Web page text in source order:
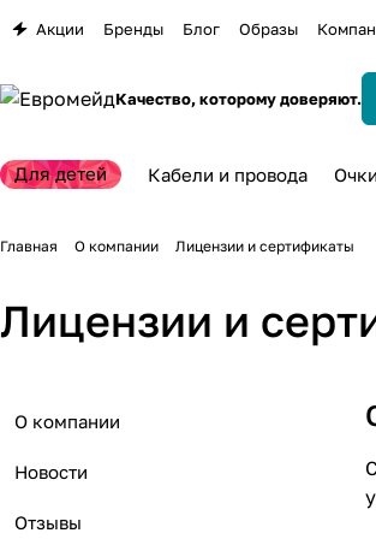
Акции Бренды Блог Образы
Качество, которому доверяют.
Для детей Кабели и провода Очки
Главная О компании Лицензии и сертификаты
Лицензии и
О компании
Новости
Отзывы